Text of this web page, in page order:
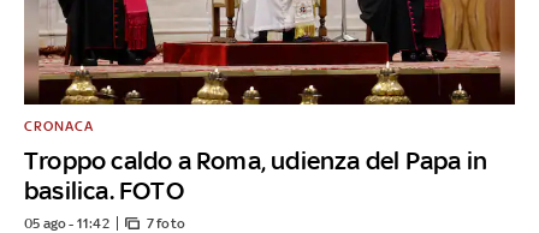
Troppo caldo a Roma, udienza del Papa in
basilica. FOTO
CRONACA
05 ago - 11:42 7 foto